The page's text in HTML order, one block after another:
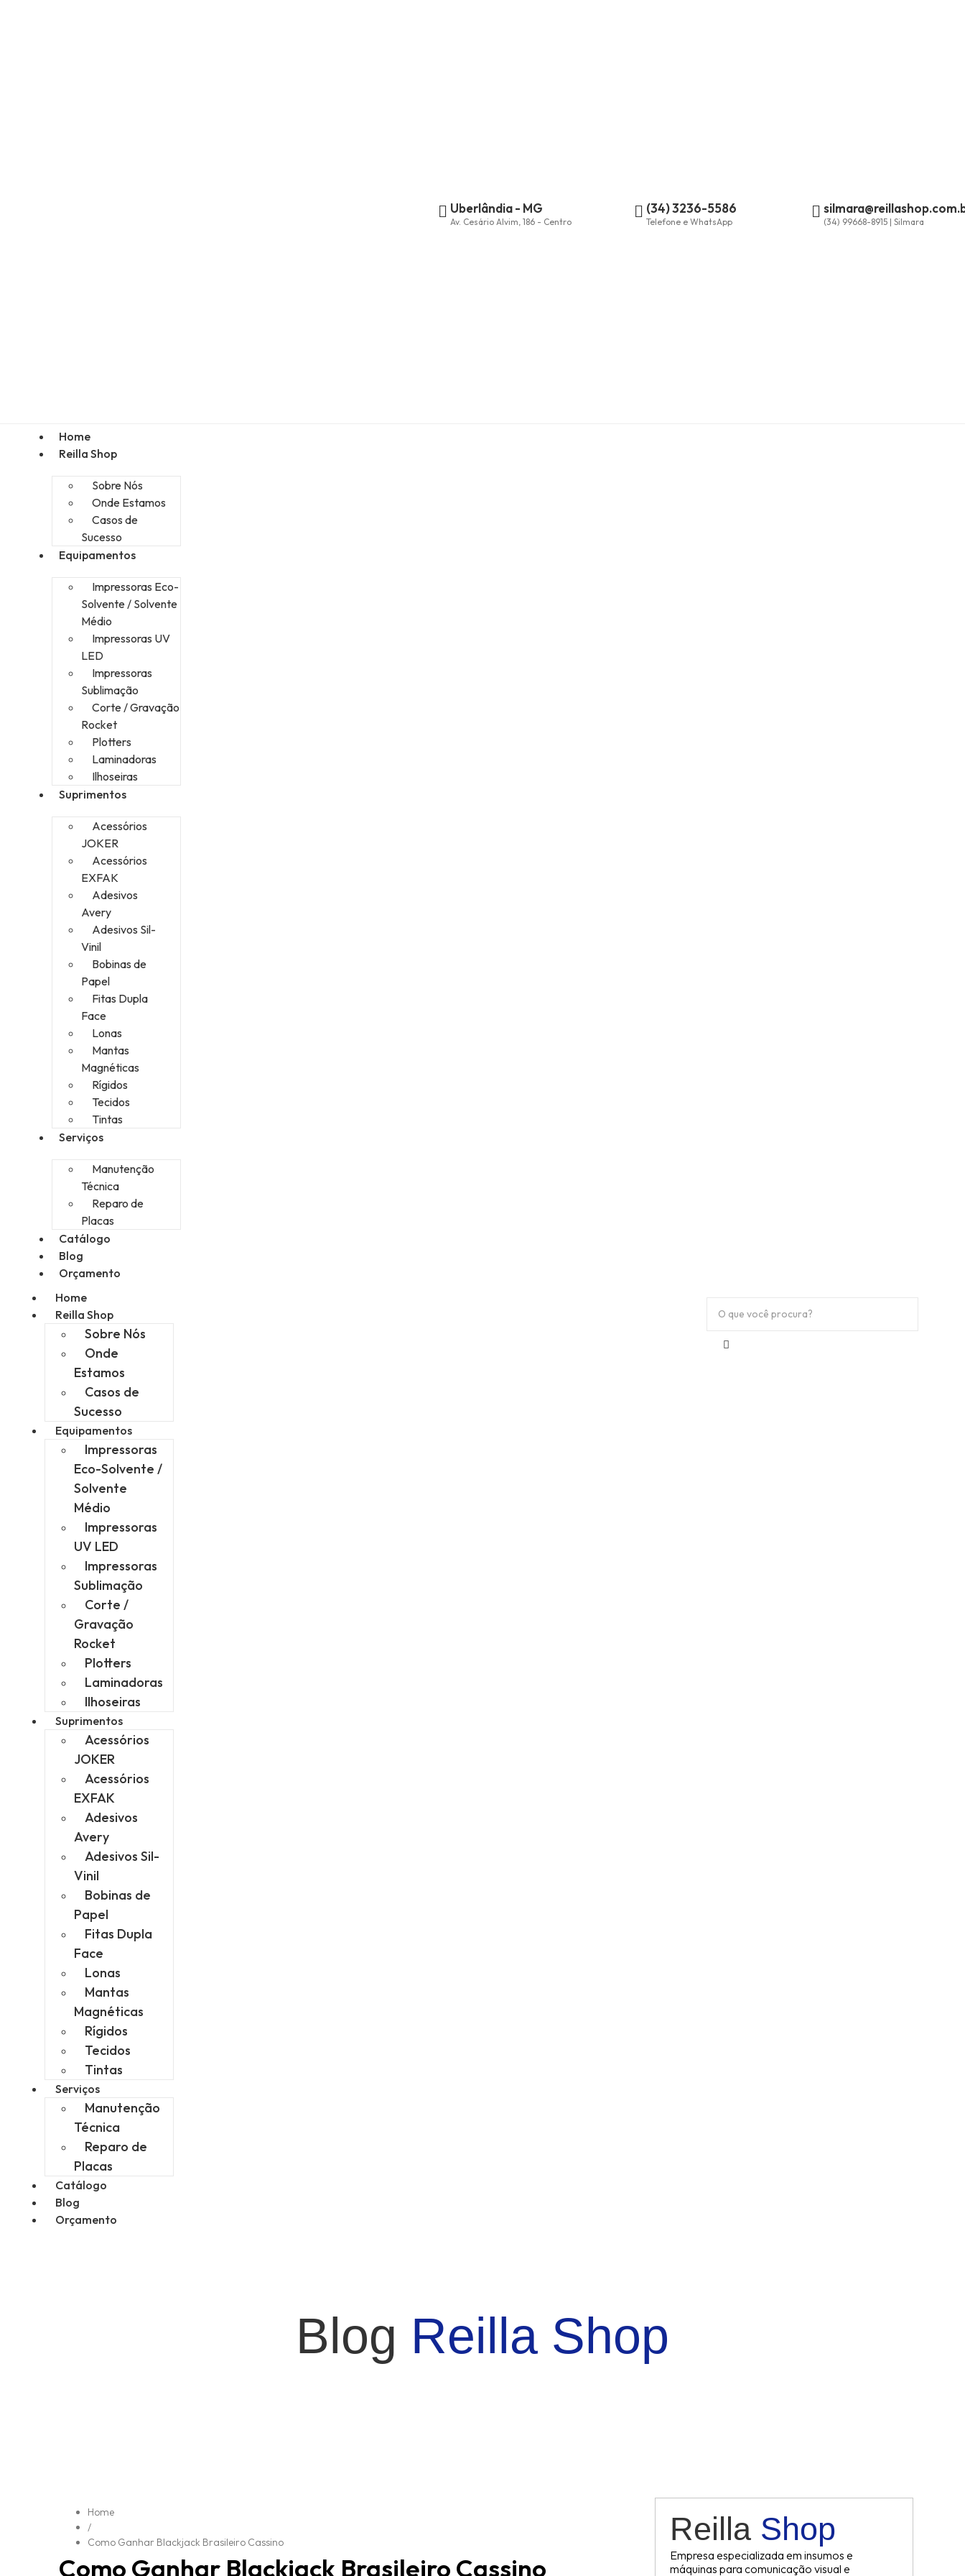
Uberlândia - MG
Av. Cesário Alvim, 186 - Centro
(34) 3236-5586
Telefone e WhatsApp (34) 99668-8915 | Silmara
Home
Reilla Shop
Sobre Nós
Onde Estamos
Casos de
Sucesso
Equipamentos
Impressoras Eco-
Solvente / Solvente
Médio
Impressoras UV
LED
Impressoras
Sublimação
Corte / Gravação
Rocket
Plotters
Laminadoras
Ilhoseiras
Suprimentos
Acessórios
JOKER
Acessórios
EXFAK
Adesivos
Avery
Adesivos Sil-
Vinil
Bobinas de
Papel
Fitas Dupla
Face
Lonas
Mantas
Magnéticas
Rígidos
Tecidos
Tintas
Serviços
Manutenção
Técnica
Reparo de
Placas
Catálogo
Blog
Orçamento
Home
Reilla Shop
Sobre Nós
Onde
Estamos
Casos de
Sucesso
Equipamentos
Impressoras
Eco-Solvente /
Solvente
Médio
Impressoras
UV LED
Impressoras
Sublimação
Corte /
Gravação
Rocket
Plotters
Laminadoras
Ilhoseiras
Suprimentos
Acessórios
JOKER
Acessórios
EXFAK
Adesivos
Avery
Adesivos Sil-
Vinil
Bobinas de
Papel
Fitas Dupla
Face
Lonas
Mantas
Magnéticas
Rígidos
Tecidos
Tintas
Serviços
Manutenção
Técnica
Reparo de
Placas
Catálogo
Blog
Orçamento
Blog Reilla Shop
Home
/
Como Ganhar Blackjack Brasileiro Cassino
Como Ganhar Blackjack Brasileiro Cassino
Reilla Shop
Empresa especializada em insumos e
máquinas para comunicação visual e